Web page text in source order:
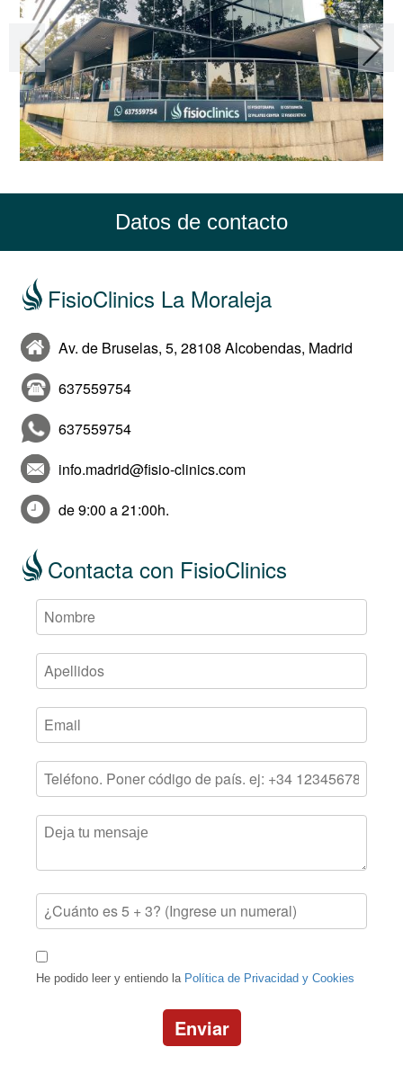
Datos de contacto
FisioClinics La Moraleja
Av. de Bruselas, 5, 28108 Alcobendas, Madrid
637559754
637559754
info.madrid@fisio-clinics.com
de 9:00 a 21:00h.
Contacta con FisioClinics
He podido leer y entiendo la Política de Privacidad y Cookies
Enviar